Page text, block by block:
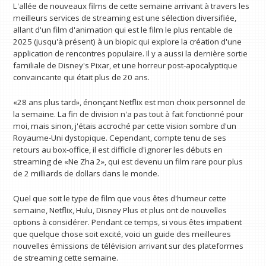
L'allée de nouveaux films de cette semaine arrivant à travers les
meilleurs services de streaming est une sélection diversifiée,
allant d'un film d'animation qui est le film le plus rentable de
2025 (jusqu'à présent) à un biopic qui explore la création d'une
application de rencontres populaire. Il y a aussi la dernière sortie
familiale de Disney's Pixar, et une horreur post-apocalyptique
convaincante qui était plus de 20 ans.
«28 ans plus tard», énonçant Netflix est mon choix personnel de
la semaine. La fin de division n'a pas tout à fait fonctionné pour
moi, mais sinon, j'étais accroché par cette vision sombre d'un
Royaume-Uni dystopique. Cependant, compte tenu de ses
retours au box-office, il est difficile d'ignorer les débuts en
streaming de «Ne Zha 2», qui est devenu un film rare pour plus
de 2 milliards de dollars dans le monde.
Quel que soit le type de film que vous êtes d'humeur cette
semaine, Netflix, Hulu, Disney Plus et plus ont de nouvelles
options à considérer. Pendant ce temps, si vous êtes impatient
que quelque chose soit excité, voici un guide des meilleures
nouvelles émissions de télévision arrivant sur des plateformes
de streaming cette semaine.